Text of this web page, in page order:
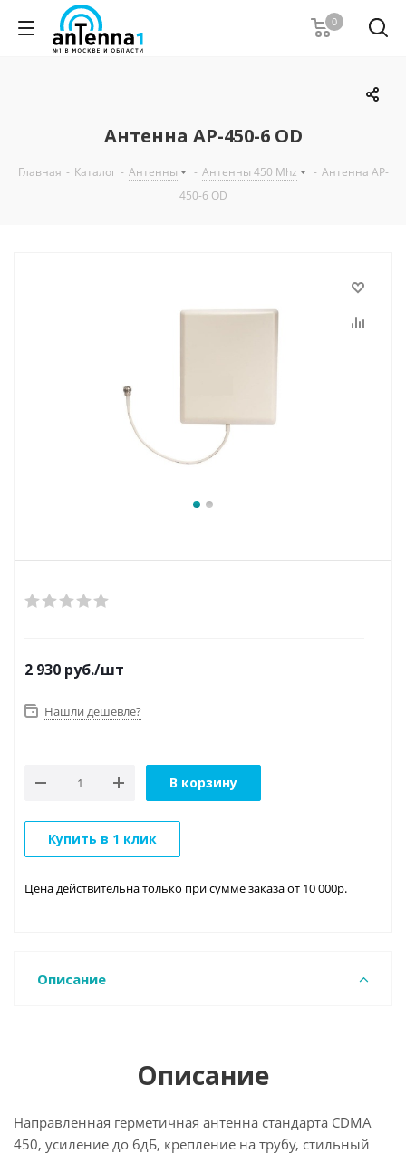
0
Антенна AP-450-6 OD
Главная - Каталог - Антенны - Антенны 450 Mhz - Антенна AP-
450-6 OD
2 930 руб./шт
Нашли дешевле?
В корзину
Купить в 1 клик
Цена действительна только при сумме заказа от 10 000р.
Описание
Описание
Направленная герметичная антенна стандарта CDMA
450, усиление до 6дБ, крепление на трубу, стильный